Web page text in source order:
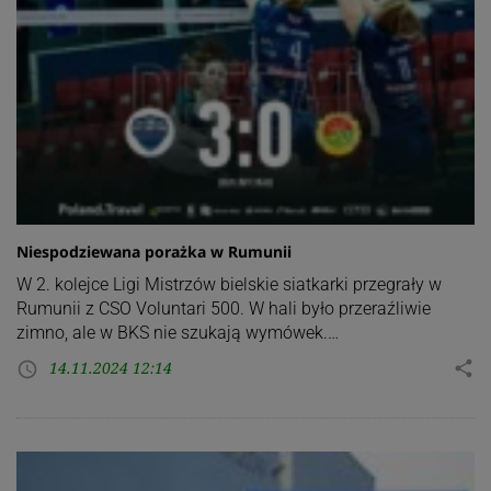
Niespodziewana porażka w Rumunii
W 2. kolejce Ligi Mistrzów bielskie siatkarki przegrały w
Rumunii z CSO Voluntari 500. W hali było przeraźliwie
zimno, ale w BKS nie szukają wymówek.…
access_time 14.11.2024 12:14 share